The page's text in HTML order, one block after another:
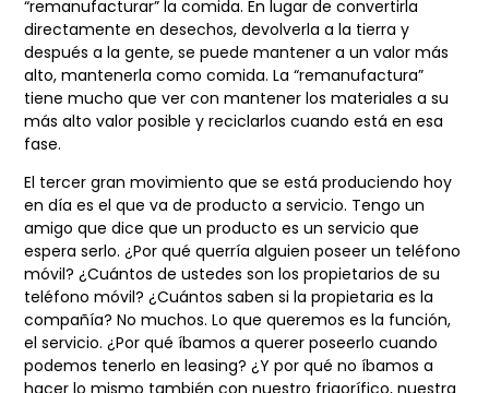
“remanufacturar” la comida. En lugar deconvertirla
directamente en desechos, devolverla a la tierra y
después a la gente, se puedemantener a un valor más
alto, mantenerla como comida. La “remanufactura”
tiene muchoque ver con mantener los materiales a su
más alto valor posible y reciclarlos cuando estáen esa
fase.
El tercer gran movimiento que se está produciendo hoy
en día es el que va de producto aservicio. Tengo un
amigo que dice que un producto es un servicio que
espera serlo. ¿Porqué querría alguien poseer un teléfono
móvil? ¿Cuántos de ustedes son los propietarios desu
teléfono móvil? ¿Cuántos saben si la propietaria es la
compañía? No muchos. Lo quequeremos es la función,
el servicio. ¿Por qué íbamos a querer poseerlo cuando
podemos tenerlo en leasing? ¿Y por qué no íbamos a
hacer lo mismo también con nuestro frigorífico,nuestra